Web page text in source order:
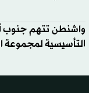
واشنطن تتهم جنوب
التأسيسية لمجموعة